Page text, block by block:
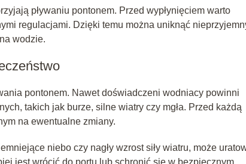
pływaniu pontonem. Przed wypłynięciem warto
regulacjami. Dzięki temu można uniknąć
wodzie.
pontonem. Nawet doświadczeni wodniacy powinni
takich jak burze, silne wiatry czy mgła. Przed każdą
na ewentualne zmiany.
niebo czy nagły wzrost siły wiatru, może
jest wrócić do portu lub schronić się w bezpiecznym